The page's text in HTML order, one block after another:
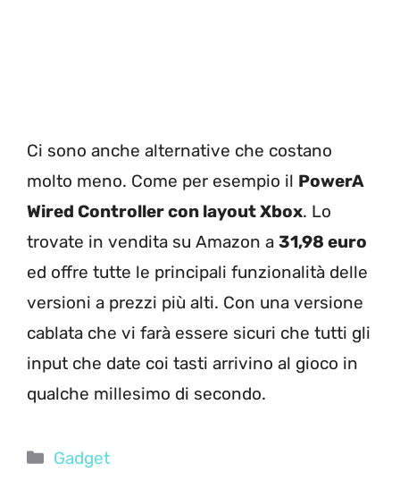
Ci sono anche alternative che costano
molto meno. Come per esempio il PowerA
Wired Controller con layout Xbox. Lo
trovate in vendita su Amazon a 31,98 euro
ed offre tutte le principali funzionalità delle
versioni a prezzi più alti. Con una versione
cablata che vi farà essere sicuri che tutti gli
input che date coi tasti arrivino al gioco in
qualche millesimo di secondo.
Categorie
Gadget